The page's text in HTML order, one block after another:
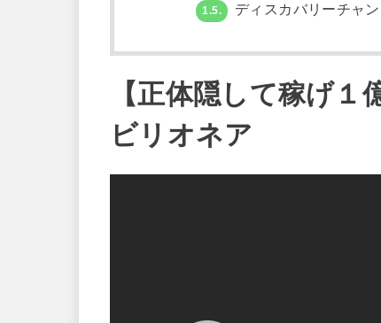
1.5. ディスカバリーチャ
【正体隠して稼げ
ビリオネア